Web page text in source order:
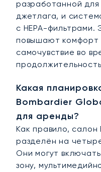
разработанной
джетлага, и
с HEPA-фильтрами.
повышают комфорт
самочувствие во
Какая
Bombardier
для аренды?
Как правило,
разделён на
Они могут
зону,